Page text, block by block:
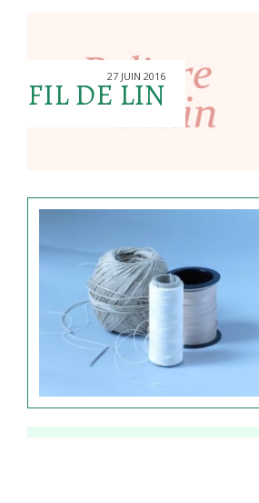
FIL DE LIN
27 JUIN 2016